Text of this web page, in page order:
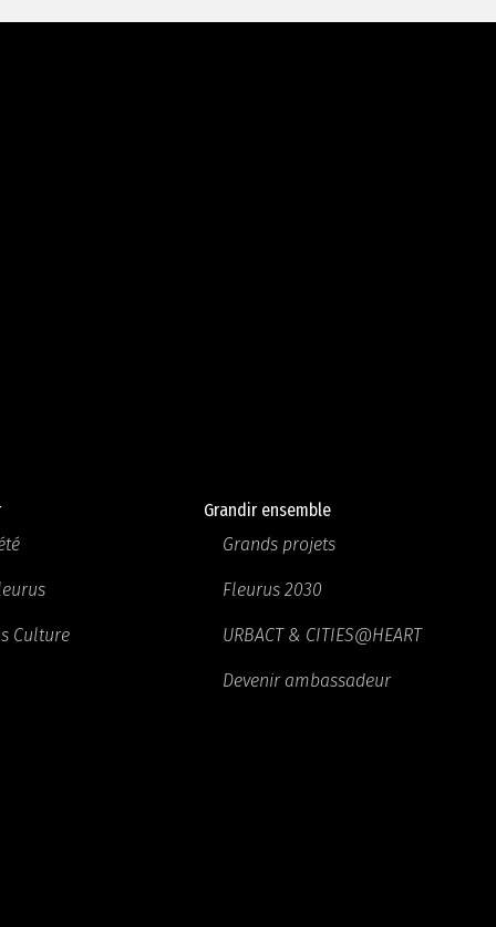
Culture
Grandir ensemble
Grands projets
Fleurus 2030
URBACT & CITIES@HEART
Devenir ambassadeur